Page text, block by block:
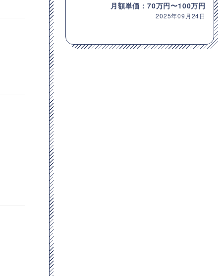
月額単価：70万円〜100万円
2025年09月24日